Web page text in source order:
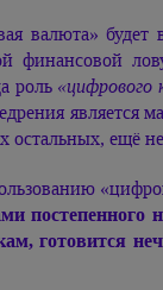
валюта» будет
финансовой
роль «цифрового
является
остальных, ещё
постепенного
готовится